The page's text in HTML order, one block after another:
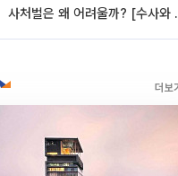
사처벌은 왜 어려울까? [수사와